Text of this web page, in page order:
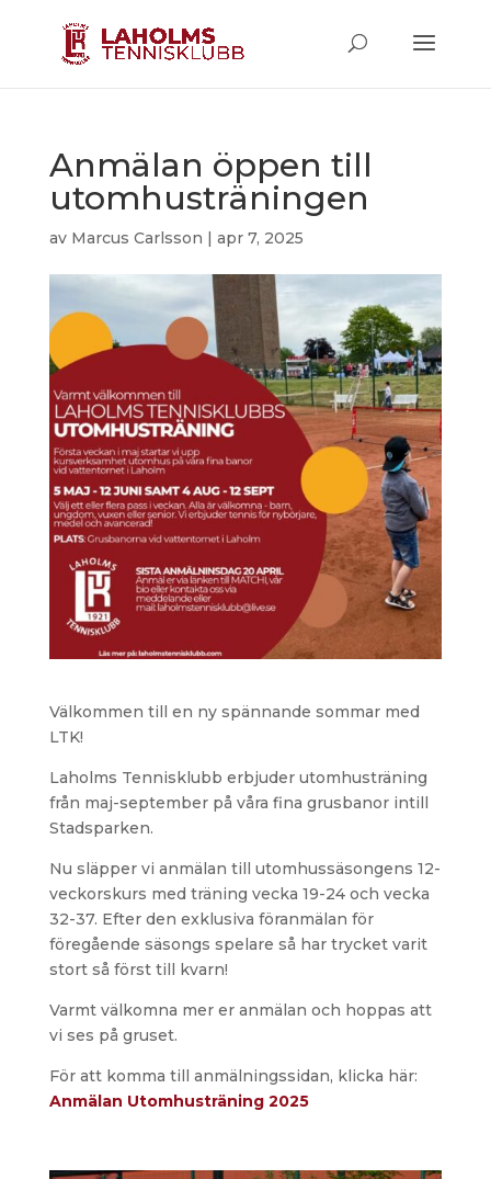
Anmälan öppen till
utomhusträningen
av Marcus Carlsson | apr 7, 2025
Välkommen till en ny spännande sommar med
LTK!
Laholms Tennisklubb erbjuder utomhusträning
från maj-september på våra fina grusbanor intill
Stadsparken.
Nu släpper vi anmälan till utomhussäsongens 12-
veckorskurs med träning vecka 19-24 och vecka
32-37. Efter den exklusiva föranmälan för
föregående säsongs spelare så har trycket varit
stort så först till kvarn!
Varmt välkomna mer er anmälan och hoppas att
vi ses på gruset.
För att komma till anmälningssidan, klicka här:
Anmälan Utomhusträning 2025